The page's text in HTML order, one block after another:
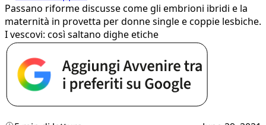
Passano riforme discusse come gli embrioni ibridi e la
maternità in provetta per donne single e coppie lesbiche.
I vescovi: così saltano dighe etiche